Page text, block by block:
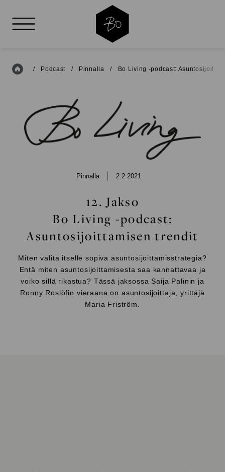
AVAA VALIKKO
Etusivu
/ Podcast / Pinnalla / Bo Living -podcast:
BO
LIVING
Pinnalla 2.2.2021
12. Jakso
Bo Living -podcast:
Asuntosijoittamisen trendit
Miten valita itselle sopiva asuntosijoittamisstrategia?
Entä miten asuntosijoittamisesta saa kannattavaa ja
voiko sillä rikastua? Tässä jaksossa Saija Palinin ja
Ronny Roslöfin vieraana on asuntosijoittaja, yrittäjä
Maria Friström.